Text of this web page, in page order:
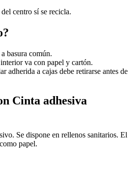
centro sí se recicla.
basura común.
va con papel y cartón.
adherida a cajas debe retirarse antes de
Cinta adhesiva
Se dispone en rellenos sanitarios. El
papel.